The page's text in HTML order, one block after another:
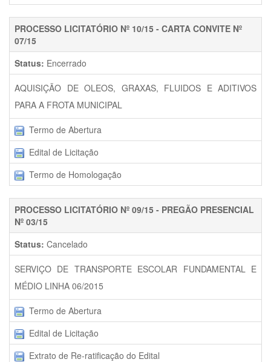
PROCESSO LICITATÓRIO Nº 10/15 - CARTA CONVITE Nº
07/15
Status: Encerrado
AQUISIÇÃO DE OLEOS, GRAXAS, FLUIDOS E ADITIVOS
PARA A FROTA MUNICIPAL
Termo de Abertura
Edital de Licitação
Termo de Homologação
PROCESSO LICITATÓRIO Nº 09/15 - PREGÃO PRESENCIAL
Nº 03/15
Status: Cancelado
SERVIÇO DE TRANSPORTE ESCOLAR FUNDAMENTAL E
MÉDIO LINHA 06/2015
Termo de Abertura
Edital de Licitação
Extrato de Re-ratificação do Edital